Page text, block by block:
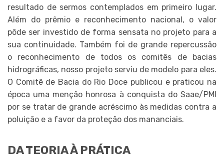
resultado de sermos contemplados em primeiro lugar.
Além do prêmio e reconhecimento nacional, o valor
pôde ser investido de forma sensata no projeto para a
sua continuidade. Também foi de grande repercussão
o reconhecimento de todos os comitês de bacias
hidrográficas, nosso projeto serviu de modelo para eles.
O Comitê de Bacia do Rio Doce publicou e praticou na
época uma menção honrosa à conquista do Saae/PMI
por se tratar de grande acréscimo às medidas contra a
poluição e a favor da proteção dos mananciais.
DA TEORIA À PRÁTICA